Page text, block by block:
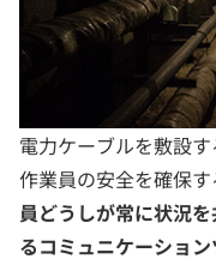
電力ケーブルを敷設
作業員の安全を確保す
員どうしが常に状況
るコミュニケーショ